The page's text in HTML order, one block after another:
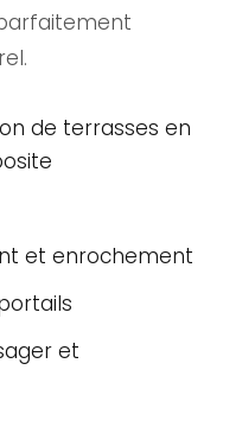
de terrasses en
et enrochement
et